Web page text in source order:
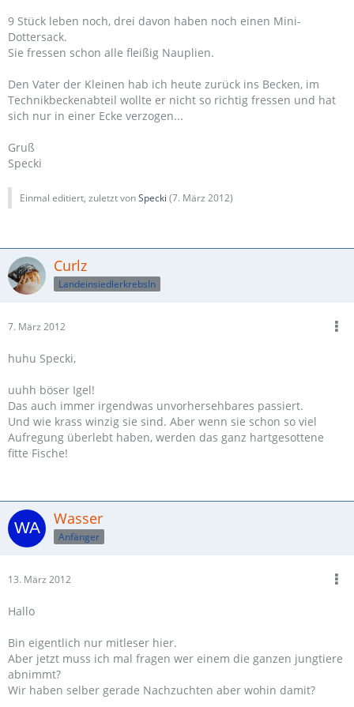
9 Stück leben noch, drei davon haben noch einen Mini-
Dottersack.
Sie fressen schon alle fleißig Nauplien.
Den Vater der Kleinen hab ich heute zurück ins Becken, im
Technikbeckenabteil wollte er nicht so richtig fressen und hat
sich nur in einer Ecke verzogen...
Gruß
Specki
Einmal editiert, zuletzt vonSpecki (7. März 2012)
Curlz
LandeinsiedlerkrebsIn
7. März 2012
huhu Specki,
uuhh böser Igel!
Das auch immer irgendwas unvorhersehbares passiert.
Und wie krass winzig sie sind. Aber wenn sie schon so viel
Aufregung überlebt haben, werden das ganz hartgesottene
fitte Fische!
Wasser
Anfänger
13. März 2012
Hallo
Bin eigentlich nur mitleser hier.
Aber jetzt muss ich mal fragen wer einem die ganzen jungtiere
abnimmt?
Wir haben selber gerade Nachzuchten aber wohin damit?